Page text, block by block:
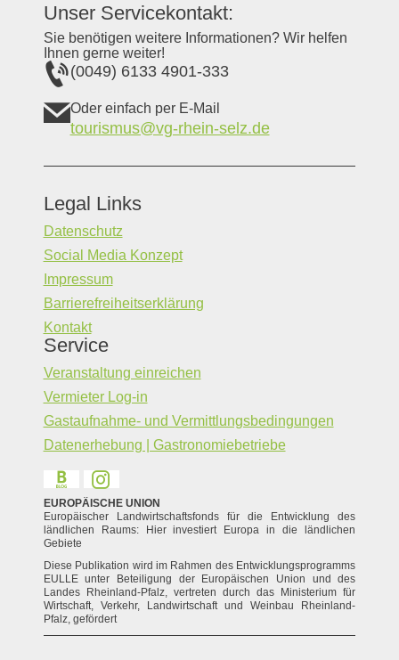
Unser Servicekontakt:
Sie benötigen weitere Informationen? Wir helfen
Ihnen gerne weiter!
(0049) 6133 4901-333
Oder einfach per E-Mail
tourismus@vg-rhein-selz.de
Legal Links
Datenschutz
Social Media Konzept
Impressum
Barrierefreiheitserklärung
Kontakt
Service
Veranstaltung einreichen
Vermieter Log-in
Gastaufnahme- und Vermittlungsbedingungen
Datenerhebung | Gastronomiebetriebe
EUROPÄISCHE UNION
Europäischer Landwirtschaftsfonds für die Entwicklung des
ländlichen Raums: Hier investiert Europa in die ländlichen
Gebiete
Diese Publikation wird im Rahmen des Entwicklungsprogramms
EULLE unter Beteiligung der Europäischen Union und des
Landes Rheinland-Pfalz, vertreten durch das Ministerium für
Wirtschaft, Verkehr, Landwirtschaft und Weinbau Rheinland-
Pfalz, gefördert